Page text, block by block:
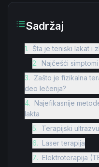
Sadržaj
1. Šta je teniski lakat i
2. Najčešći
3. Zašto je fizikalna
deo lečenja?
4. Najefikasnije
lakta
5. Terapijski
6. Laser terapija
7. Elektroterapija